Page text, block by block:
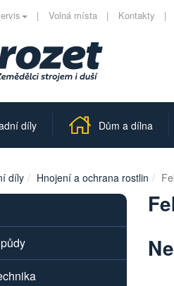
Volná místa Kontakty
díly Dům a dílna
díly Hnojení a ochrana rostlin